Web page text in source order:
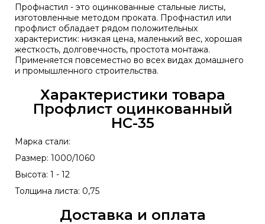
Профнастил - это оцинкованные стальные листы,
изготовленные методом проката. Профнастил или
профлист обладает рядом положительных
характеристик: низкая цена, маленький вес, хорошая
жесткость, долговечность, простота монтажа.
Применяется повсеместно во всех видах домашнего
и промышленного строительства.
Характеристики товара
Профлист оцинкованный
НС-35
Марка стали:
Размер: 1000/1060
Высота: 1 - 12
Толщина листа: 0,75
Доставка и оплата